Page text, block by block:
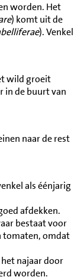
worden. Het
) komt uit de
). Venkel
wild groeit
in de buurt van
naar de rest
als éénjarig
afdekken.
bestaat voor
tomaten, omdat
najaar door
worden.